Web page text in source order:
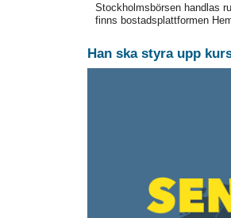
Stockholmsbörsen handlas
finns bostadsplattformen
Han ska styra upp